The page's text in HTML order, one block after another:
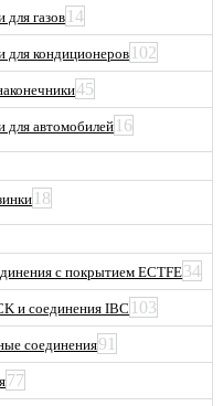
для газов 14
для кондиционеров 102
45
для автомобилей 16
18
с покрытием ECTFE34
и соединения IBC 103
соединения91
77